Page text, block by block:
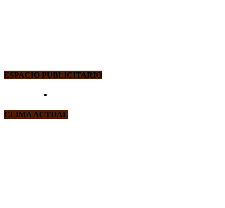
ESPACIO PUBLICITARIO
CLIMA ACTUAL